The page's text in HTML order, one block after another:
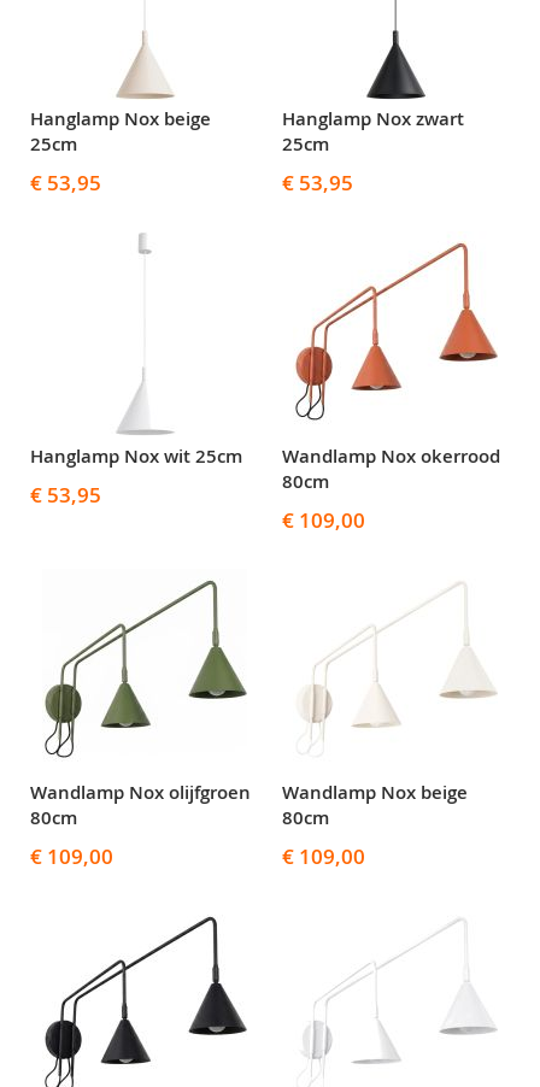
Hanglamp Nox beige
25cm
€ 53,95
Hanglamp Nox zwart
25cm
€ 53,95
Hanglamp Nox wit 25cm
€ 53,95
Wandlamp Nox okerrood
80cm
€ 109,00
Wandlamp Nox olijfgroen
80cm
€ 109,00
Wandlamp Nox beige
80cm
€ 109,00